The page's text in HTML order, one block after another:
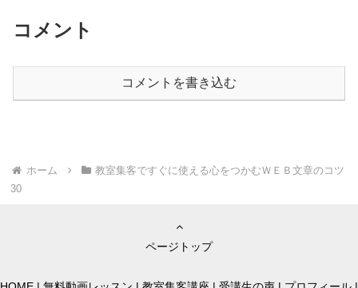
コメント
コメントを書き込む
ホーム
教室集客ですぐに使える心をつかむＷＥＢ文章のコツ
30
ページトップ